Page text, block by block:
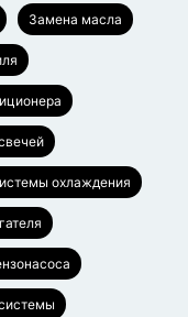
Замена масла
охлаждения